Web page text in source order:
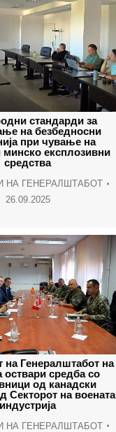
стандарди за
на безбедносни
при чување на
минско експлозивни
средства
НА ГЕНЕРАЛШТАБОТ
26.09.2025
на Генералштабот на
оствари средба со
од канадски
Секторот на воената
индустрија
НА ГЕНЕРАЛШТАБОТ